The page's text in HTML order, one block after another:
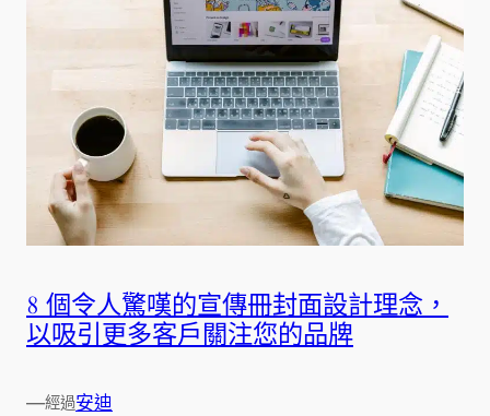
8 個令人驚嘆的宣傳冊封面設計理念，
以吸引更多客戶關注您的品牌
—經過安迪